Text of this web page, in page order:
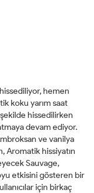
hemen
koku yarım saat
hissedilirken
devam ediyor.
ve vanilya
Aromatik hissiyatın
Sauvage,
etkisini gösteren bir
için birkaç